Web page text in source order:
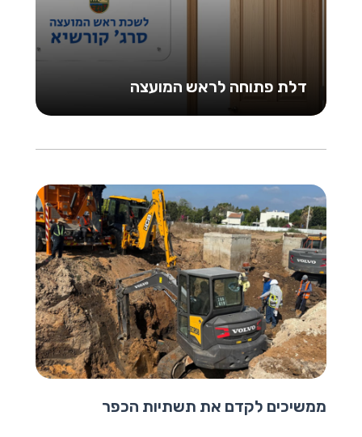
דלת פתוחה לראש המועצה
ממשיכים לקדם את תשתיות הכפר